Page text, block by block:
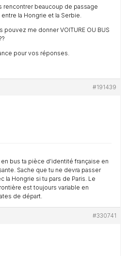
rencontrer beaucoup de passage
la Hongrie et la Serbie.
pouvez me donner VOITURE OU BUS
pour vos réponses.
#191439
bus ta pièce d’identité française en
Sache que tu ne devra passer
la Hongrie si tu pars de Paris. Le
est toujours variable en
de départ.
#330741